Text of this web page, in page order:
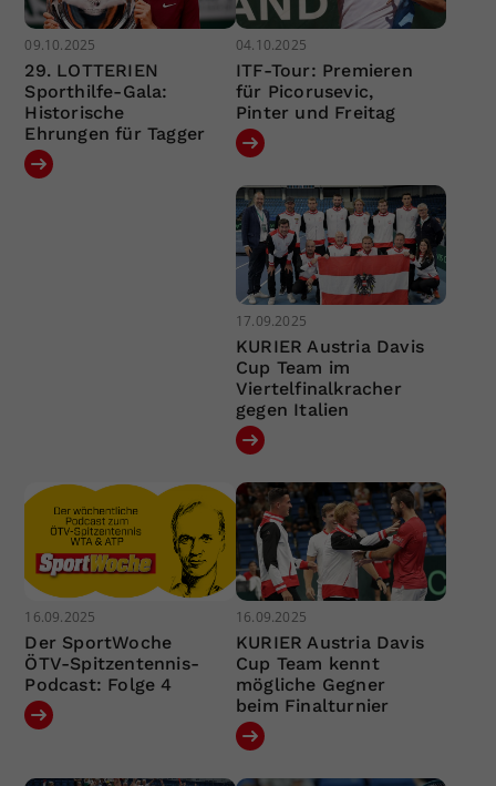
09.10.2025
29. LOTTERIEN
Sporthilfe-Gala:
Historische
Ehrungen für Tagger
04.10.2025
ITF-Tour: Premieren
für Picorusevic,
Pinter und Freitag
17.09.2025
KURIER Austria Davis
Cup Team im
Viertelfinalkracher
gegen Italien
16.09.2025
Der SportWoche
ÖTV-Spitzentennis-
Podcast: Folge 4
16.09.2025
KURIER Austria Davis
Cup Team kennt
mögliche Gegner
beim Finalturnier